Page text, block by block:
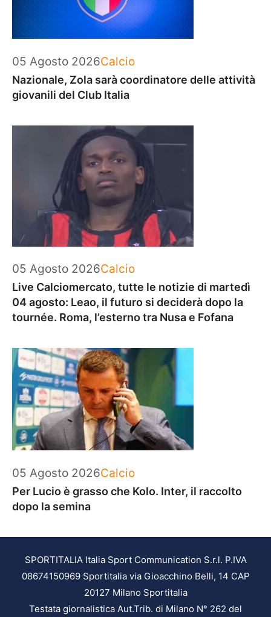
05 Agosto 2026Categorie
Calcio
Nazionale, Zola sarà coordinatore delle attività
giovanili del Club Italia
05 Agosto 2026Categorie
Calcio
Live Calciomercato, tutte le notizie di martedì
04 agosto: Leao, il futuro si deciderà dopo la
tournée. Roma, l’esterno tra Nusa e Fofana
05 Agosto 2026Categorie
Calcio
Per Lucio è grasso che Kolo. Inter, il raccolto
dopo la semina
SPORTITALIA Italia Sport Communication S.r.l. P.IVA
08674150969 Sportitalia via Gioacchino Belli, 14 CAP
20127 Milano Sportitalia
Testata giornalistica Aut.Trib. di Milano N° 262 del